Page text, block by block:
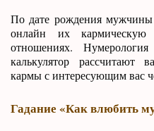
По дате рождения
онлайн их
отношениях.
калькулятор рассчитают
кармы с интересующим вас
Гадание «Как влюбить